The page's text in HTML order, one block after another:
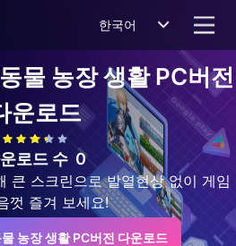
한국어
물 농장 생활PC버전
운로드
로드 수 0
큰 스크린으로 발열현상 없이 게임
껏 즐겨 보세요!
농장 생활 PC버전 다운로드